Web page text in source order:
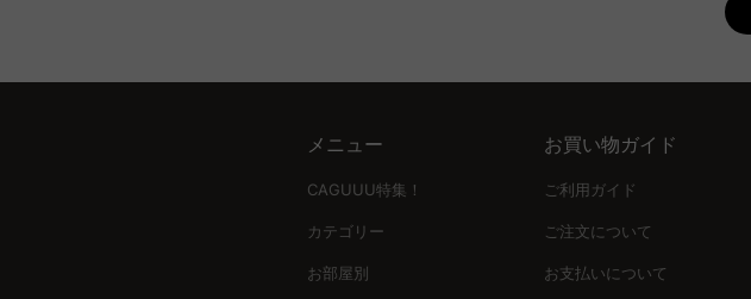
チェストの素材は、収納するアイテムの状態を左右する重要な要素。木製チェストは調湿
安心して選べる品質保証とサービス
メニュー
CAGUUU特集！
カテゴリー
お部屋別
お買い物ガイド
ご利用ガイド
ご注文について
お支払いについて